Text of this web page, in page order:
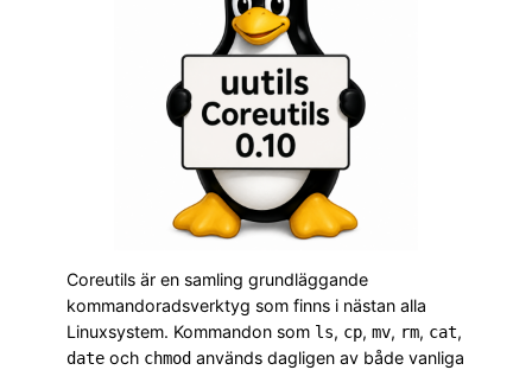
Coreutils är en samling grundläggande
kommandoradsverktyg som finns i nästan alla
Linuxsystem. Kommandon som ls, cp, mv, rm, cat,
date och chmod används dagligen av både vanliga